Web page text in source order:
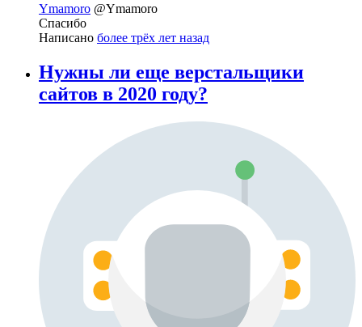
Ymamoro @Ymamoro
Спасибо
Написано более трёх лет назад
Нужны ли еще верстальщики
сайтов в 2020 году?